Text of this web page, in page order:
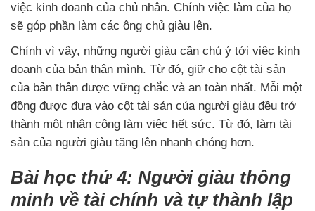
việc kinh doanh của chủ nhân. Chính việc làm của họ
sẽ góp phần làm các ông chủ giàu lên.
Chính vì vậy, những người giàu cần chú ý tới việc kinh
doanh của bản thân mình. Từ đó, giữ cho cột tài sản
của bản thân được vững chắc và an toàn nhất. Mỗi một
đồng được đưa vào cột tài sản của người giàu đều trở
thành một nhân công làm việc hết sức. Từ đó, làm tài
sản của người giàu tăng lên nhanh chóng hơn.
Bài học thứ 4: Người giàu thông
minh về tài chính và tự thành lập